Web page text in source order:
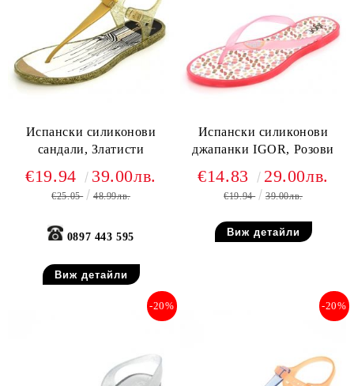
Испански силиконови
сандали, Златисти
€19.94 39.00лв.
€25.05 48.99лв.
0897 443 595
Виж детайли
Испански силиконови
джапанки IGOR, Розови
€14.83 29.00лв.
€19.94 39.00лв.
Виж детайли
-20% -20%